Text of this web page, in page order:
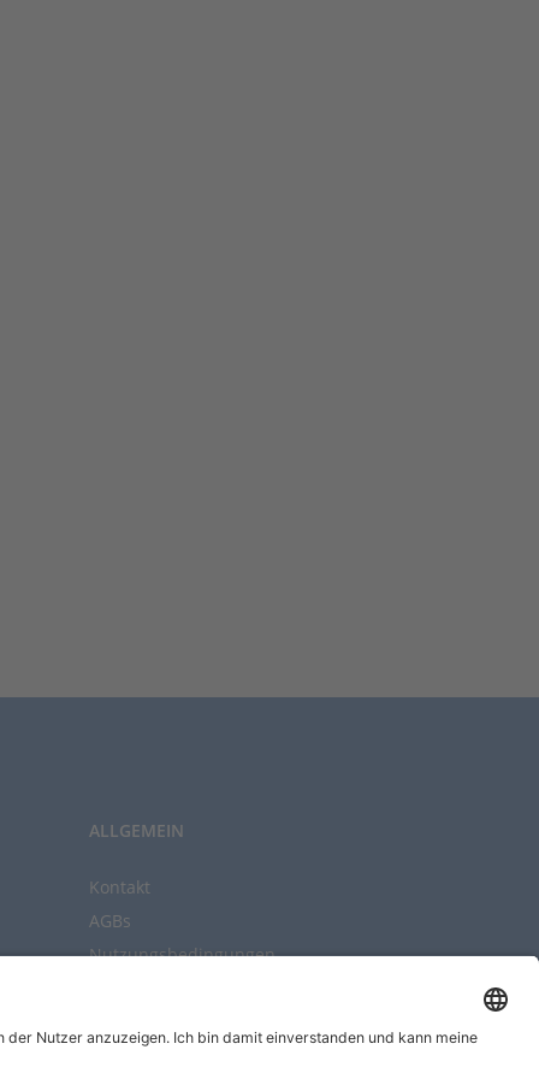
ALLGEMEIN
Kontakt
AGBs
Nutzungsbedingungen